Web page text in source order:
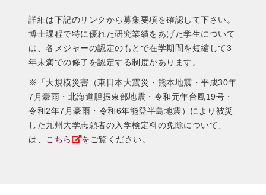
詳細は下記のリンクから募集要項を確認して下さい。
博士課程で特に優れた研究業績をあげた学生について
は、各メジャーの認定のもとで在学期間を短縮して3
年未満での修了を認定する制度があります。
※「大規模災害（東日本大震災・熊本地震・平成30年
7月豪雨・北海道胆振東部地震・令和元年台風19号・
令和2年7月豪雨・令和6年能登半島地震）により被災
した九州大学志願者の入学検定料の免除について」
は、
こちら をご覧ください。